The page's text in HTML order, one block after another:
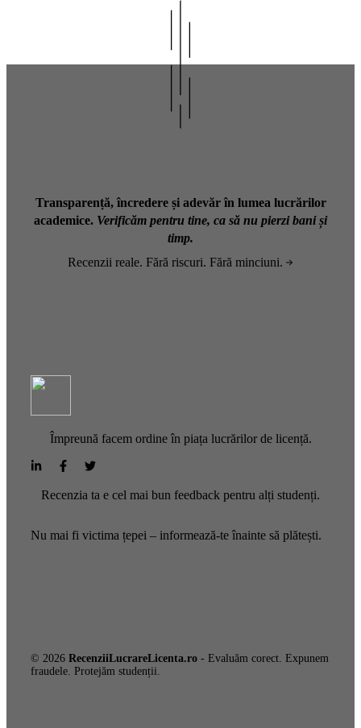
Transparență, încredere și adevăr în lumea lucrărilor
academice. Verificăm pentru tine, ca să nu pierzi bani și
timp.
Recenzii reale. Fără riscuri. Fără minciuni.
Împreună facem ordine în piața lucrărilor de licență.
Recenzia ta e cel mai bun feedback pentru alți studenți.
Nu mai fi victima țepei – informează-te înainte să plătești.
© 2026 RecenziiLucrareLicenta.ro - Evaluăm corect. Expunem
fraudele. Protejăm studenții.